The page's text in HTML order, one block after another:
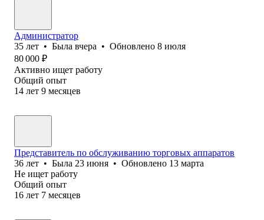
Администратор
35 лет • Была вчера • Обновлено 8 июля
80 000 ₽
Активно ищет работу
Общий опыт
14 лет 9 месяцев
Представитель по обслуживанию торговых аппаратов
36 лет • Была 23 июня • Обновлено 13 марта
Не ищет работу
Общий опыт
16 лет 7 месяцев